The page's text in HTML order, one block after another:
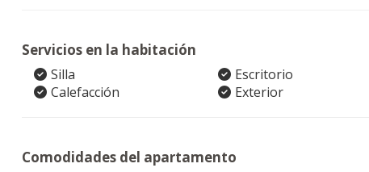
Servicios en la habitación
Silla Escritorio
Calefacción
Exterior
Comodidades del apartamento